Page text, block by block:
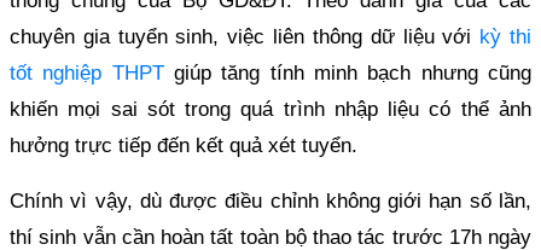
chuyên gia tuyển sinh, việc liên thông dữ liệu với kỳ thi
tốt nghiệp THPTgiúp tăng tính minh bạch nhưng cũng
khiến mọi sai sót trong quá trình nhập liệu có thể ảnh
hưởng trực tiếp đến kết quả xét tuyển.
Chính vì vậy, dù được điều chỉnh không giới hạn số lần,
thí sinh vẫn cần hoàn tất toàn bộ thao tác trước 17h ngày